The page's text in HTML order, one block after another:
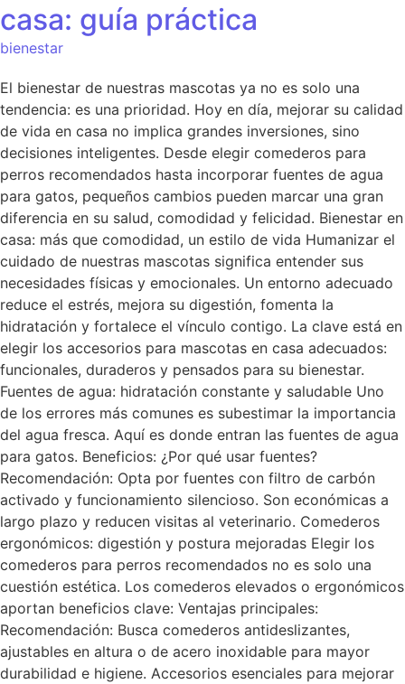
casa: guía práctica
bienestar
El bienestar de nuestras mascotas ya no es solo una
tendencia: es una prioridad. Hoy en día, mejorar su calidad
de vida en casa no implica grandes inversiones, sino
decisiones inteligentes. Desde elegir comederos para
perros recomendados hasta incorporar fuentes de agua
para gatos, pequeños cambios pueden marcar una gran
diferencia en su salud, comodidad y felicidad. Bienestar en
casa: más que comodidad, un estilo de vida Humanizar el
cuidado de nuestras mascotas significa entender sus
necesidades físicas y emocionales. Un entorno adecuado
reduce el estrés, mejora su digestión, fomenta la
hidratación y fortalece el vínculo contigo. La clave está en
elegir los accesorios para mascotas en casa adecuados:
funcionales, duraderos y pensados para su bienestar.
Fuentes de agua: hidratación constante y saludable Uno
de los errores más comunes es subestimar la importancia
del agua fresca. Aquí es donde entran las fuentes de agua
para gatos. Beneficios: ¿Por qué usar fuentes?
Recomendación: Opta por fuentes con filtro de carbón
activado y funcionamiento silencioso. Son económicas a
largo plazo y reducen visitas al veterinario. Comederos
ergonómicos: digestión y postura mejoradas Elegir los
comederos para perros recomendados no es solo una
cuestión estética. Los comederos elevados o ergonómicos
aportan beneficios clave: Ventajas principales:
Recomendación: Busca comederos antideslizantes,
ajustables en altura o de acero inoxidable para mayor
durabilidad e higiene. Accesorios esenciales para mejorar